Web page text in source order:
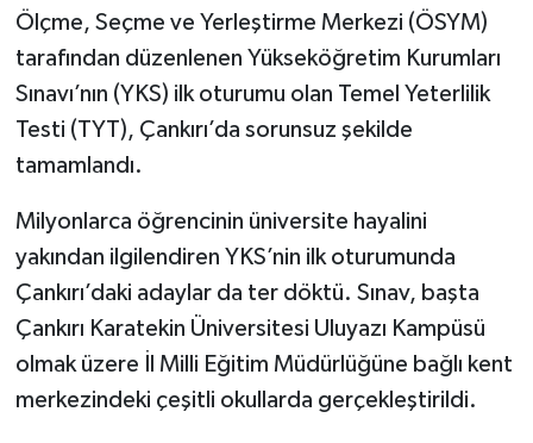
Ölçme, Seçme ve Yerleştirme Merkezi (ÖSYM)
tarafından düzenlenen Yükseköğretim Kurumları
Sınavı’nın (YKS) ilk oturumu olan Temel Yeterlilik
Testi (TYT), Çankırı’da sorunsuz şekilde
tamamlandı.
Milyonlarca öğrencinin üniversite hayalini
yakından ilgilendiren YKS’nin ilk oturumunda
Çankırı’daki adaylar da ter döktü. Sınav, başta
Çankırı Karatekin Üniversitesi Uluyazı Kampüsü
olmak üzere İl Milli Eğitim Müdürlüğüne bağlı kent
merkezindeki çeşitli okullarda gerçekleştirildi.